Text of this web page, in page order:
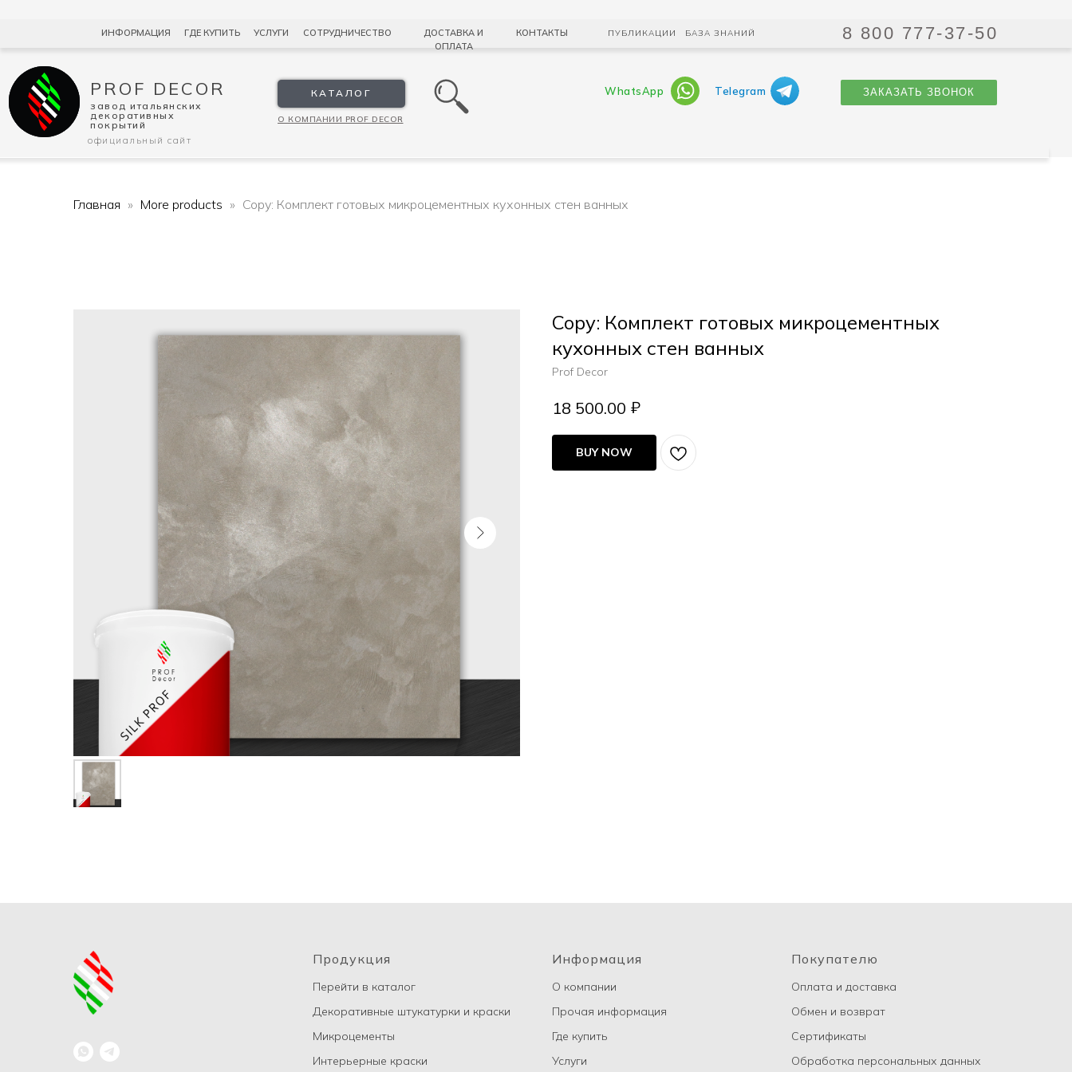
ИНФОРМАЦИЯ УСЛУГИ
ГДЕ КУПИТЬ
О КОМПАНИИ PROF DECOR
СОТРУДНИЧЕСТВО
ДОСТАВКА И
ОПЛАТА
КОНТАКТЫ БАЗА ЗНАНИЙ
официальный сайт
8 800 777-37-50
ПУБЛИКАЦИИ
завод итальянских
декоративных
покрытий
PROF DECOR КАТАЛОГ WhatsApp ЗАКАЗАТЬ ЗВОНОК
Telegram
Главная More products Copy: Комплект готовых микроцементных кухонных стен ванных
Copy: Комплект готовых микроцементных
кухонных стен ванных
Prof Decor
18 500.00 ₽
BUY NOW
Продукция
Перейти в каталог
Декоративные штукатурки и краски
Микроцементы
Интерьерные краски
Информация
О компании
Прочая информация
Где купить
Услуги
Покупателю
Оплата и доставка
Обмен и возврат
Сертификаты
Обработка персональных данных